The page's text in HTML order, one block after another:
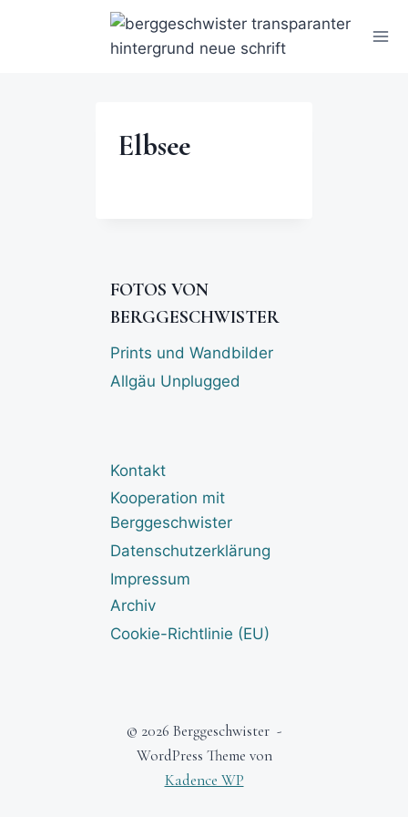
Elbsee
FOTOS VON
BERGGESCHWISTER
Prints und Wandbilder
Allgäu Unplugged
Kontakt
Kooperation mit
Berggeschwister
Datenschutzerklärung
Impressum
Archiv
Cookie-Richtlinie (EU)
© 2026 Berggeschwister -
WordPress Theme von
Kadence WP